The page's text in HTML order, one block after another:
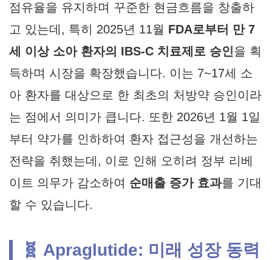
점유율을 유지하며 꾸준한 현금흐름을 창출하
고 있는데, 특히 2025년 11월 FDA로부터 만 7
세 이상 소아 환자의 IBS-C 치료제로 승인을 획
득하며 시장을 확장했습니다. 이는 7~17세 소
아 환자를 대상으로 한 최초의 처방약 승인이라
는 점에서 의미가 큽니다. 또한 2026년 1월 1일
부터 약가를 인하하여 환자 접근성을 개선하는
전략을 취했는데, 이로 인해 오히려 정부 리베
이트 의무가 감소하여 순매출 증가 효과를 기대
할 수 있습니다.
🧬 Apraglutide: 미래 성장 동력